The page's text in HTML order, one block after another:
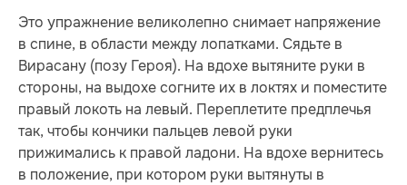
Это упражнение великолепно снимает напряжение
в спине, в области между лопатками. Сядьте в
Вирасану (позу Героя). На вдохе вытяните руки в
стороны, на выдохе согните их в локтях и поместите
правый локоть на левый. Переплетите предплечья
так, чтобы кончики пальцев левой руки
прижимались к правой ладони. На вдохе вернитесь
в положение, при котором руки вытянуты в